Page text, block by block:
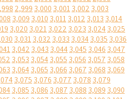
2,999 3,000 3,0013,002 3,003
3,009 3,010 3,0113,012 3,013 3,014
3,020 3,0213,022 3,023 3,0243,025
3,0313,032 3,033 3,0343,035 3,036
3,042 3,043 3,0443,045 3,046 3,047
3,053 3,0543,055 3,056 3,057 3,058
3,0643,065 3,066 3,067 3,068 3,069
3,075 3,076 3,077 3,078 3,079
3,085 3,086 3,087 3,088 3,089 3,090